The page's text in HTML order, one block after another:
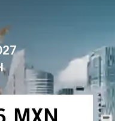
MXN